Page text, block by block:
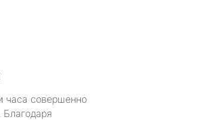
часа совершенно